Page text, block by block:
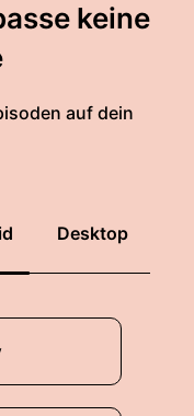
keine
auf dein
Desktop